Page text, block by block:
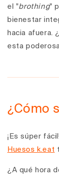
el "brothing"
bienestar
hacia afuera.
esta
¿Cómo
¡Es súper
Huesos k.eat
¿A qué hora